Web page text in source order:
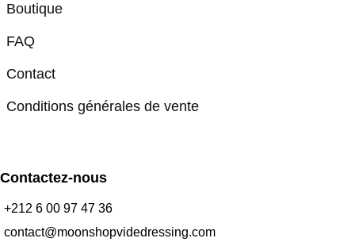
Boutique
FAQ
Contact
Conditions générales de vente
Contactez-nous
+212 6 00 97 47 36
contact@moonshopvidedressing.com